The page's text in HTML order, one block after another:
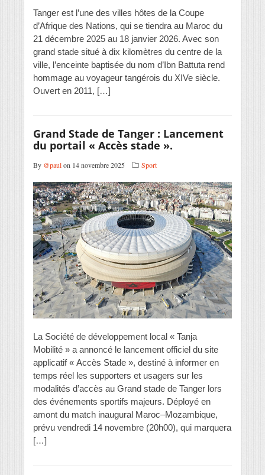
Tanger est l’une des villes hôtes de la Coupe
d’Afrique des Nations, qui se tiendra au Maroc du
21 décembre 2025 au 18 janvier 2026. Avec son
grand stade situé à dix kilomètres du centre de la
ville, l’enceinte baptisée du nom d’Ibn Battuta rend
hommage au voyageur tangérois du XIVe siècle.
Ouvert en 2011, […]
Grand Stade de Tanger : Lancement
du portail « Accès stade ».
By @paulon 14 novembre 2025 Sport
La Société de développement local « Tanja
Mobilité » a annoncé le lancement officiel du site
applicatif « Accès Stade », destiné à informer en
temps réel les supporters et usagers sur les
modalités d’accès au Grand stade de Tanger lors
des événements sportifs majeurs. Déployé en
amont du match inaugural Maroc–Mozambique,
prévu vendredi 14 novembre (20h00), qui marquera
[…]